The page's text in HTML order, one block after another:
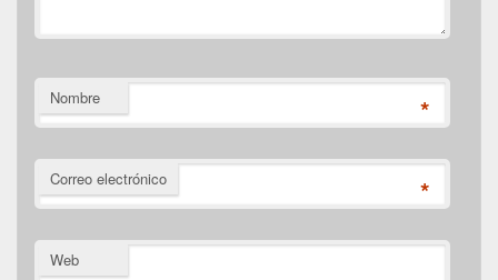
Nombre *
Correo electrónico *
Web